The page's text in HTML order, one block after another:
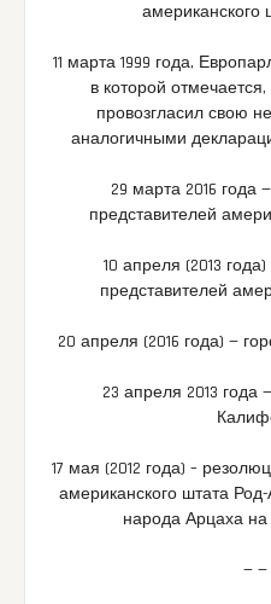
американского
11 марта 1999 года,
в которой
провозгласил свою
аналогичными
29 марта 2016
представителей
10 апреля (2013
представителей
20 апреля (2016 года) —
23 апреля 2013
17 мая (2012 года) –
американского штата
народа Арцаха
—